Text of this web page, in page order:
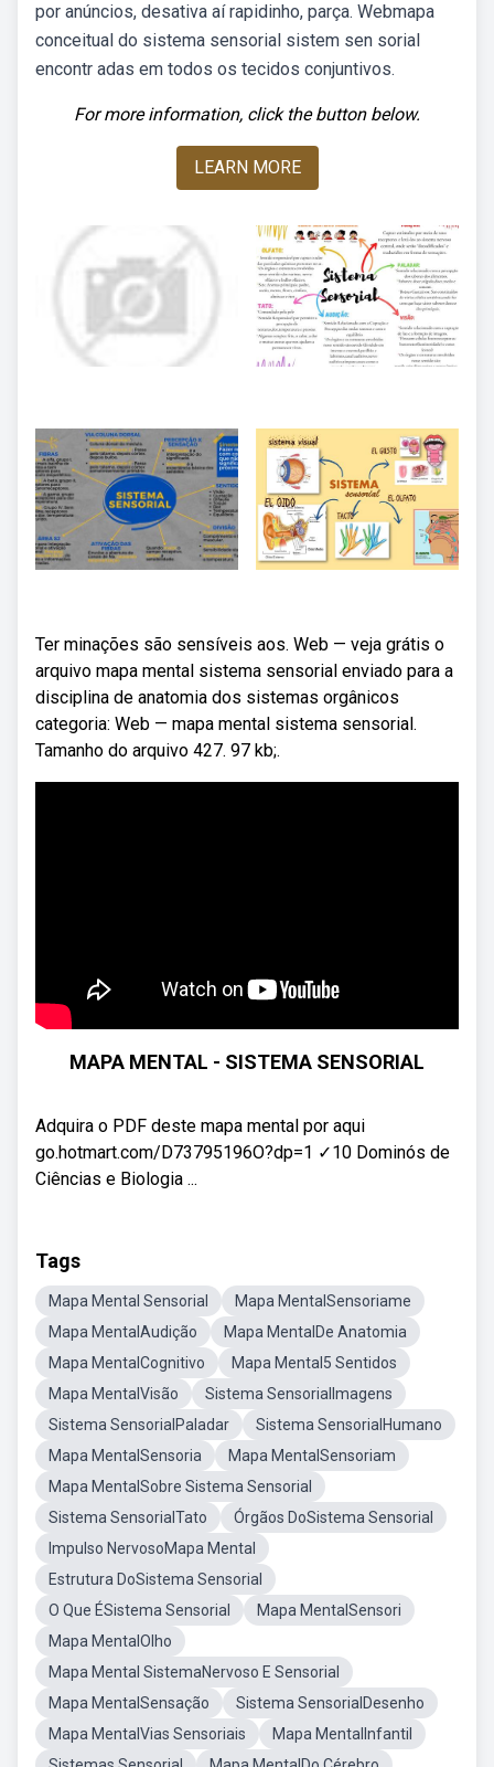
por anúncios, desativa aí rapidinho, parça. Webmapa
conceitual do sistema sensorial sistem sen sorial
encontr adas em todos os tecidos conjuntivos.
For more information, click the button below.
LEARN MORE
Ter minações são sensíveis aos. Web — veja grátis o
arquivo mapa mental sistema sensorial enviado para a
disciplina de anatomia dos sistemas orgânicos
categoria: Web — mapa mental sistema sensorial.
Tamanho do arquivo 427. 97 kb;.
MAPA MENTAL - SISTEMA SENSORIAL
Adquira o PDF deste mapa mental por aqui
go.hotmart.com/D73795196O?dp=1 ✓10 Dominós de
Ciências e Biologia ...
Tags
Mapa Mental Sensorial
Mapa MentalSensoriame
Mapa MentalAudição
Mapa MentalDe Anatomia
Mapa MentalCognitivo
Mapa Mental5 Sentidos
Mapa MentalVisão
Sistema SensorialImagens
Sistema SensorialPaladar
Sistema SensorialHumano
Mapa MentalSensoria
Mapa MentalSensoriam
Mapa MentalSobre Sistema Sensorial
Sistema SensorialTato
Órgãos DoSistema Sensorial
Impulso NervosoMapa Mental
Estrutura DoSistema Sensorial
O Que ÉSistema Sensorial
Mapa MentalSensori
Mapa MentalOlho
Mapa Mental SistemaNervoso E Sensorial
Mapa MentalSensação
Sistema SensorialDesenho
Mapa MentalVias Sensoriais
Mapa MentalInfantil